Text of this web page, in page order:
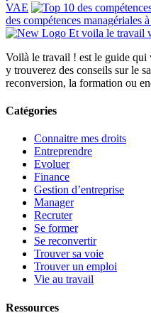
VAE
des compétences managériales
Voilà le travail ! est le guide qui
y trouverez des conseils sur le
reconversion, la formation ou
Catégories
Connaitre mes droits
Entreprendre
Evoluer
Finance
Gestion d’entreprise
Manager
Recruter
Se former
Se reconvertir
Trouver sa voie
Trouver un emploi
Vie au travail
Ressources